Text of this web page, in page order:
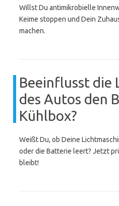
Willst Du antimikrobielle
Keime stoppen und Dein
machen.
Beeinflusst die
des Autos den
Kühlbox?
Weißt Du, ob Deine
oder die Batterie leert? Jetzt
bleibt!